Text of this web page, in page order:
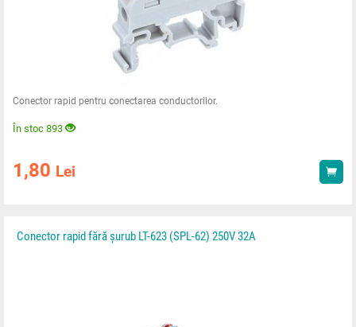
Conector rapid pentru conectarea conductorilor.
În stoc 893
1,80 Lei
Conector rapid fără șurub LT-623 (SPL-62) 250V 32A